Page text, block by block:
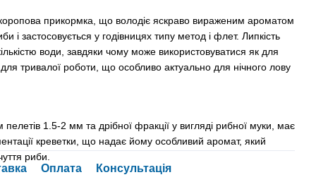
прикормка, що володіє яскраво вираженим ароматом
і застосовується у годівницях типу метод і флет. Липкість
води, завдяки чому може використовуватися як для
тривалої роботи, що особливо актуально для нічного лову
1.5-2 мм та дрібної фракції у вигляді рибної муки, має
креветки, що надає йому особливий аромат, який
риби.
Оплата Консультація